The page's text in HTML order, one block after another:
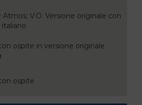
V.O. Versione originale con
ospite in versione originale
ospite